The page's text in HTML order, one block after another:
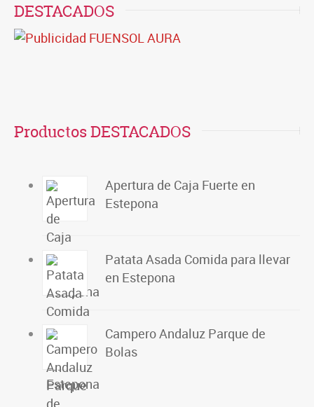
DESTACADOS
Productos DESTACADOS
Apertura de Caja Fuerte en
Estepona
Patata Asada Comida para llevar
en Estepona
Campero Andaluz Parque de
Bolas